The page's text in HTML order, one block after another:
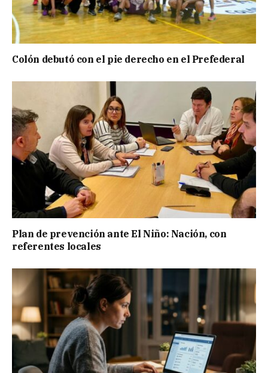
Colón debutó con el pie derecho en el Prefederal
Plan de prevención ante El Niño: Nación, con
referentes locales